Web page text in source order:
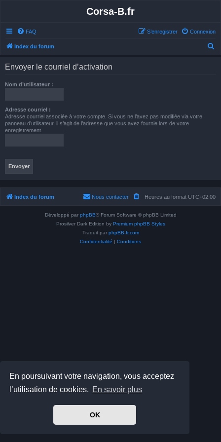
En poursuivant votre navigation, vous acceptez
l’utilisation de cookies. En savoir plus
OK
Corsa-B.fr
FAQ Connexion
S’enregistrer
Index du forum
Envoyer le courriel d’activation
Nom d’utilisateur :
Adresse courriel :
Adresse courriel associée à votre compte. Si vous ne l’avez pas modifiée via votre
panneau d’utilisateur, il s’agit de l’adresse que vous avez fournie lors de votre
enregistrement.
Index du forum Heures au format UTC+02:00
Nous contacter
Développé par phpBB® Forum Software © phpBB Limited
Prosilver Dark Edition by Premium phpBB Styles
Traduit par phpBB-fr.com
Confidentialité | Conditions